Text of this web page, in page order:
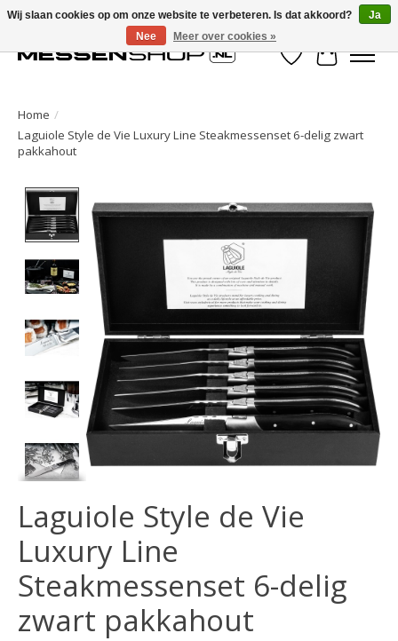
Verlanglijst
Home /
Laguiole Style de Vie Luxury Line Steakmessenset 6-delig zwart
pakkahout
Laguiole Style de Vie
Luxury Line
Steakmessenset 6-delig
zwart pakkahout
Wij slaan cookies op om onze website te verbeteren. Is dat akkoord?
Ja
Nee
Meer over cookies »